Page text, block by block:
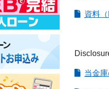
資料（
当金